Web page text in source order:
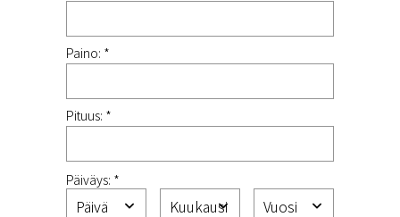
Paino: *
Pituus: *
Päiväys: *